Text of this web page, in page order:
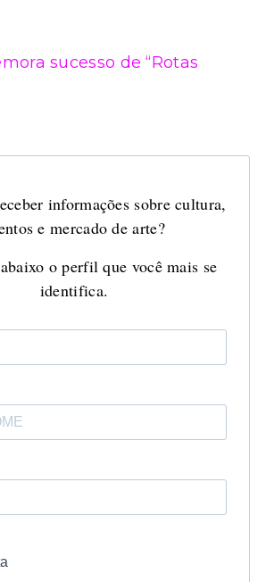
sucesso de “Rotas
informações sobre cultura,
e mercado de arte?
o perfil que você mais se
identifica.